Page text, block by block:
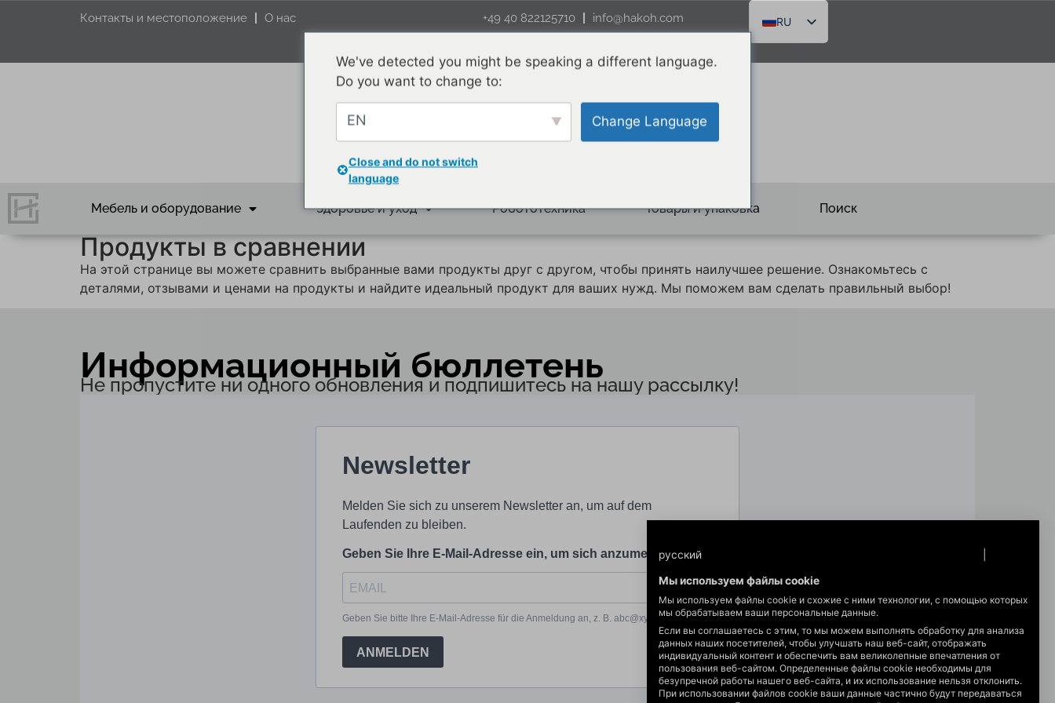
Контакты и местоположение О нас +49 40 822125710 info@hakoh.com
RU
DE
Мебель и оборудование Здоровье и уход Робототехника Товары и упаковка Поиск
Продукты в сравнении
На этой странице вы можете сравнить выбранные вами продукты друг с другом, чтобы принять наилучшее решение. Ознакомьтесь с
деталями, отзывами и ценами на продукты и найдите идеальный продукт для ваших нужд. Мы поможем вам сделать правильный выбор!
Информационный бюллетень
Не пропустите ни одного обновления и подпишитесь на нашу рассылку!
We've detected you might be speaking a different language.
Do you want to change to:
EN Change Language
Close and do not switch
language
русский
Мы используем файлы cookie
Мы используем файлы cookie и схожие с ними технологии, с помощью которых
мы обрабатываем ваши персональные данные.
Если вы соглашаетесь с этим, то мы можем выполнять обработку для анализа
данных наших посетителей, чтобы улучшать наш веб-сайт, отображать
индивидуальный контент и обеспечить вам великолепные впечатления от
пользования веб-сайтом. Определенные файлы cookie необходимы для
безупречной работы нашего веб-сайта, и их использование нельзя отклонить.
При использовании файлов cookie ваши данные частично будут передаваться